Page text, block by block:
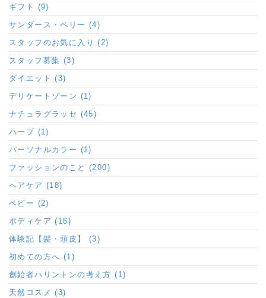
ギフト (9)
サンダース・ペリー (4)
スタッフのお気に入り (2)
スタッフ募集 (3)
ダイエット (3)
デリケートゾーン (1)
ナチュラグラッセ (45)
ハーブ (1)
パーソナルカラー (1)
ファッションのこと (200)
ヘアケア (18)
ベビー (2)
ボディケア (16)
体験記【髪・頭皮】 (3)
初めての方へ (1)
創始者ハリントンの考え方 (1)
天然コスメ (3)